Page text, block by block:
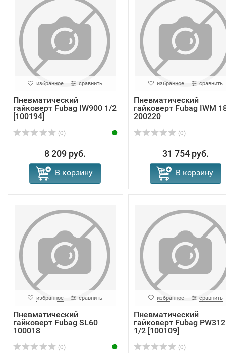
избранное сравнить
Пневматический
гайковерт Fubag IW900 1/2
[100194]
(0)
8 209 руб.
В корзину
избранное сравнить
Пневматический
гайковерт Fubag IWM
200220
(0)
31 754 руб.
В корзину
избранное сравнить
Пневматический
гайковерт Fubag SL60
100018
(0)
избранное сравнить
Пневматический
гайковерт Fubag PW312
1/2 [100109]
(0)